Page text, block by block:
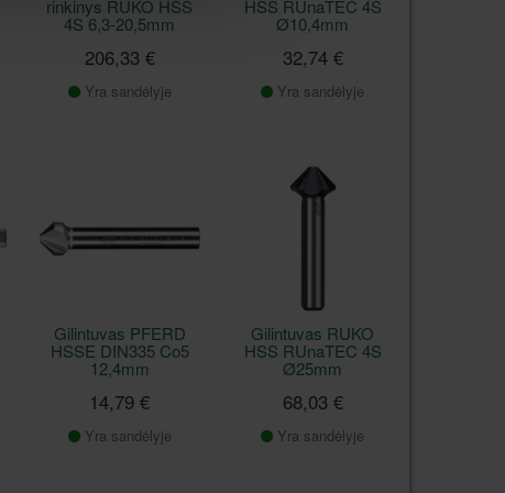
rinkinys RUKO HSS
4S 6,3-20,5mm
206,33 €
Yra sandėlyje
HSS RUnaTEC 4S
Ø10,4mm
32,74 €
Yra sandėlyje
Gilintuvas PFERD
HSSE DIN335 Co5
12,4mm
14,79 €
Yra sandėlyje
Gilintuvas RUKO
HSS RUnaTEC 4S
Ø25mm
68,03 €
Yra sandėlyje